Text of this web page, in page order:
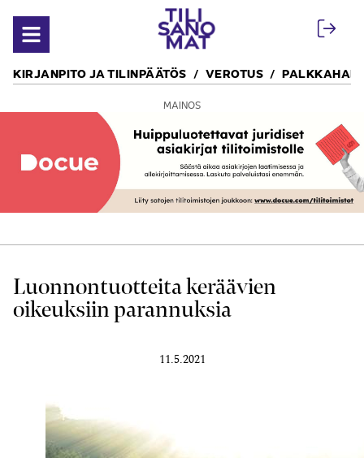
Avaa valikko
KIRJANPITO JA TILINPÄÄTÖS VEROTUS
MAINOS
Luonnon­tuotteita keräävien
oikeuksiin parannuksia
11.5.2021